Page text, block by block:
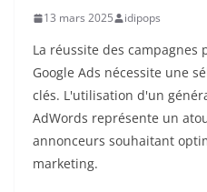
13 mars 2025 idipops
La réussite des
Google Ads nécessite une
clés. L'utilisation d'un
AdWords représente un
annonceurs souhaitant
marketing.